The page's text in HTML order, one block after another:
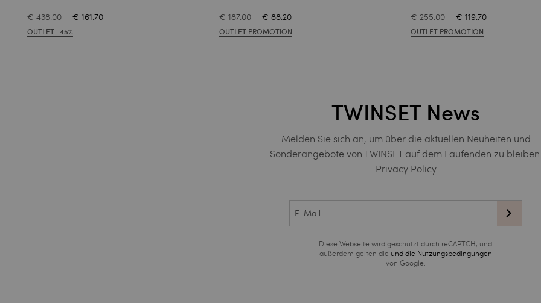
€ 438.00 € 161.70
OUTLET -45%
€ 187.00 € 88.20
OUTLET PROMOTION
€ 255.00 € 119.70
OUTLET PROMOTION
TWINSET News
Melden Sie sich an, um über die aktuellen Neuheiten und
Sonderangebote von TWINSET auf dem Laufenden zu
Privacy Policy
Diese Webseite wird geschützt durch reCAPTCH, und
außerdem gelten die und die Nutzungsbedingungen
von Google.